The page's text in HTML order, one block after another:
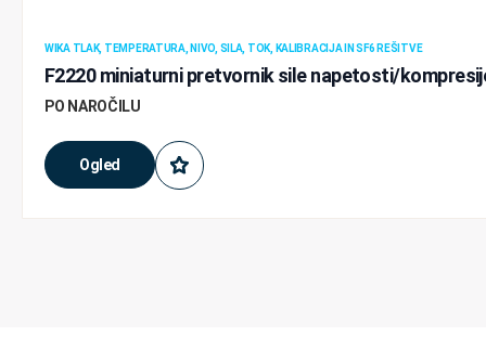
WIKA TLAK, TEMPERATURA, NIVO, SILA, TOK, KALIBRACIJA IN SF6 REŠITVE
F2220 miniaturni pretvornik sile napetosti/
Ogled
PO NAROČILU